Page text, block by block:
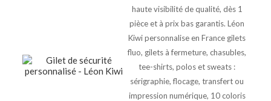
haute visibilité de qualité, dès 1
pièce et à prix bas garantis. Léon
Kiwi personnalise en France gilets
fluo, gilets à fermeture, chasubles,
tee-shirts, polos et sweats :
sérigraphie, flocage, transfert ou
impression numérique, 10 coloris